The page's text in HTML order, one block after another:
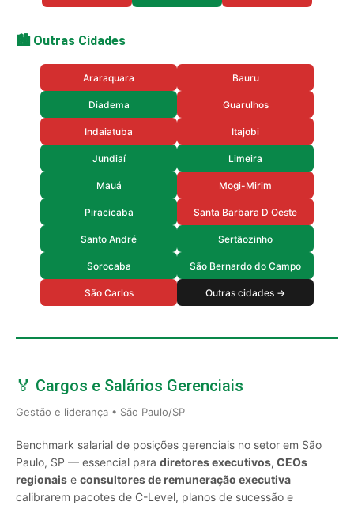
🏙️ Outras Cidades
Araraquara Bauru
Diadema Guarulhos
Indaiatuba Itajobi
Jundiaí Limeira
Mauá Mogi-Mirim
Piracicaba Santa Barbara D Oeste
Santo André Sertãozinho
Sorocaba São Bernardo do Campo
São Carlos Outras cidades →
🏅 Cargos e Salários Gerenciais
Gestão e liderança • São Paulo/SP
Benchmark salarial de posições gerenciais no setor em São
Paulo, SP — essencial para diretores executivos, CEOs
regionais e consultores de remuneração executiva
calibrarem pacotes de C-Level, planos de sucessão e